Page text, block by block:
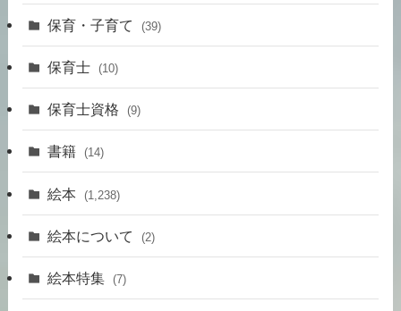
保育・子育て (39)
保育士 (10)
保育士資格 (9)
書籍 (14)
絵本 (1,238)
絵本について (2)
絵本特集 (7)